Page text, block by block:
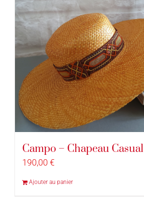
Campo – Chapeau Casual
190,00 €
Ajouter au panier